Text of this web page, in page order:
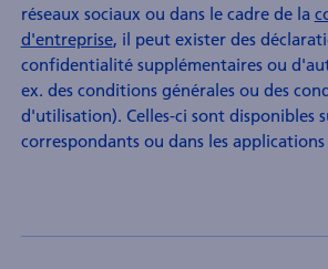
réseaux sociaux ou dans le cadre de la
d'entreprise, il peut exister des
confidentialité supplémentaires ou
ex. des conditions générales ou des
d'utilisation). Celles-ci sont disponibles
correspondants ou dans les